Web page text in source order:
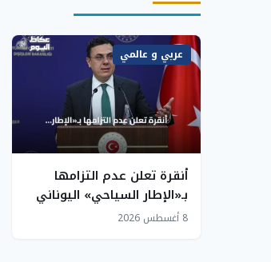
عربي و عالمي
أنقرة تعلن عدم التزامها
بـ«الإطار السياحي» اليوناني
في بحر إيجه
8 أغسطس 2026